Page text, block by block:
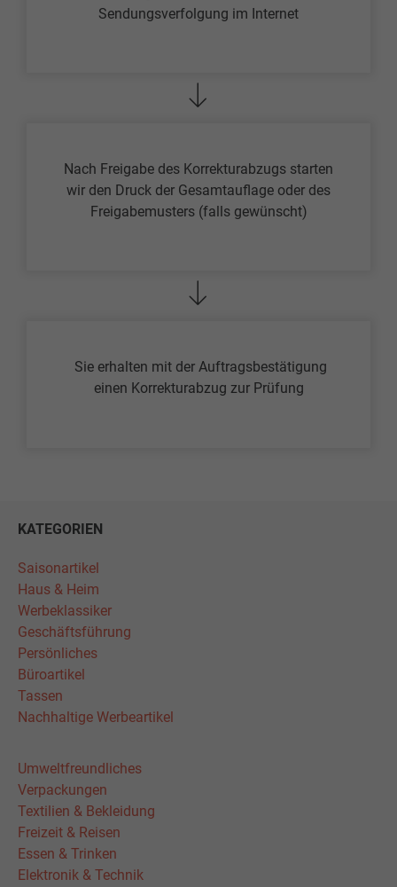
Sendungsverfolgung im Internet
Nach Freigabe des Korrekturabzugs starten
wir den Druck der Gesamtauflage oder des
Freigabemusters (falls gewünscht)
Sie erhalten mit der Auftragsbestätigung
einen Korrekturabzug zur Prüfung
KATEGORIEN
Saisonartikel
Haus & Heim
Werbeklassiker
Geschäftsführung
Persönliches
Büroartikel
Tassen
Nachhaltige Werbeartikel
Umweltfreundliches
Verpackungen
Textilien & Bekleidung
Freizeit & Reisen
Essen & Trinken
Elektronik & Technik